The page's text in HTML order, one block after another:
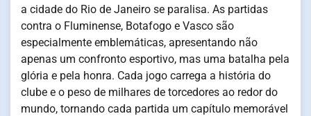
a cidade do Rio de Janeiro se paralisa. As partidas
contra o Fluminense, Botafogo e Vasco são
especialmente emblemáticas, apresentando não
apenas um confronto esportivo, mas uma batalha pela
glória e pela honra. Cada jogo carrega a história do
clube e o peso de milhares de torcedores ao redor do
mundo, tornando cada partida um capítulo memorável